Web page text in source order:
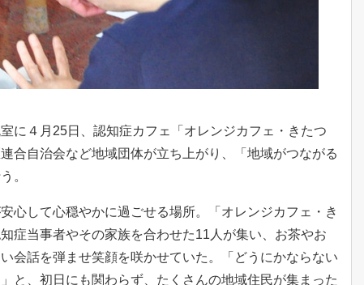
に４月25日、認知症カフェ「オレンジカフェ・きたつ
合自治会など地域団体が立ち上がり、「地域がつながる
。
心して心穏やかに過ごせる場所。「オレンジカフェ・き
症当事者やその家族を合わせた11人が集い、お茶やお
会話を弾ませ笑顔を咲かせていた。「どうにかならない
と、初日にも関わらず、たくさんの地域住民が集まった